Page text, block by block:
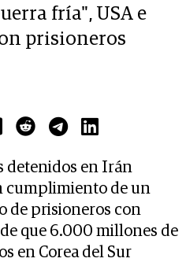
fría", USA e
prisioneros
detenidos en Irán
cumplimiento de un
de prisioneros con
que 6.000 millones de
en Corea del Sur